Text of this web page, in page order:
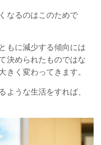
なるのはこのためで
もに減少する傾向には
決められたものではな
きく変わってきます。
ような生活をすれば、